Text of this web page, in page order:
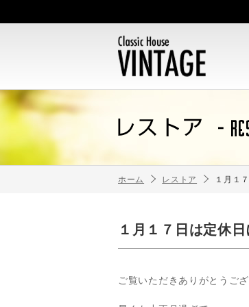
ホーム レストア １月１
１月１７日は定休
ご覧いただきありがとうご